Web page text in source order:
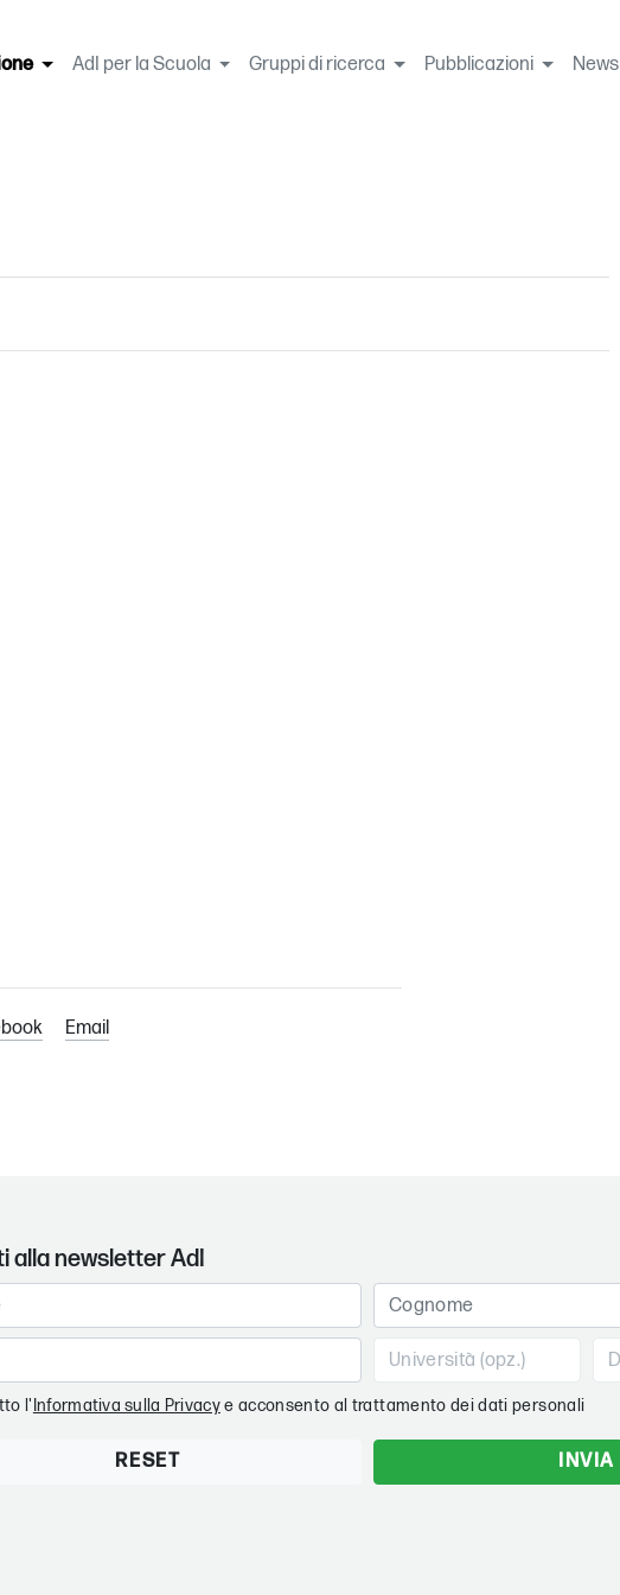
(current)
AdI per la Scuola Gruppi di ricerca Pubblicazioni News
Email
alla newsletter AdI
l' Informativa sulla Privacye acconsento al trattamento dei dati personali
RESET INVIA